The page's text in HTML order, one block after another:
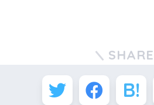
SHARE